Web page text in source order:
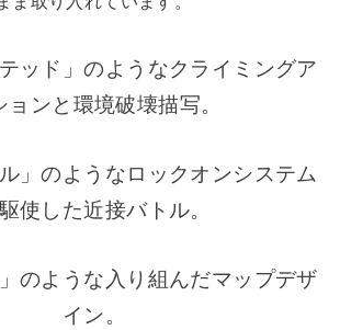
ッド」のようなクライミングア
ョンと環境破壊描写。
」のようなロックオンシステム
使した近接バトル。
のような入り組んだマップデザ
イン。